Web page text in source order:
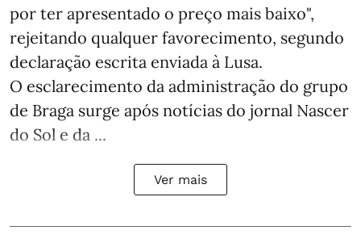
por ter apresentado o preço mais baixo",
rejeitando qualquer favorecimento, segundo
declaração escrita enviada à Lusa.
O esclarecimento da administração do grupo
de Braga surge após notícias do jornal Nascer
do Sol e da ...
Ver mais